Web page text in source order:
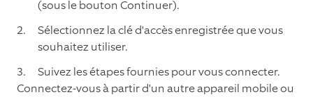
(sous le bouton Continuer).
Sélectionnez la clé d'accès enregistrée que vous
souhaitez utiliser.
Suivez les étapes fournies pour vous connecter.
Connectez-vous à partir d'un autre appareil mobile ou